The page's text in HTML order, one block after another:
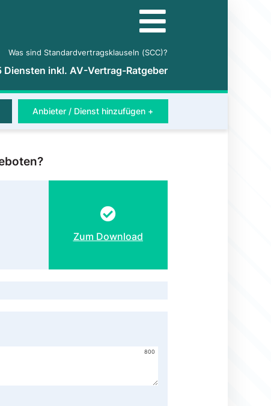
Was sind Standardvertragsklauseln (SCC)?
inkl. AV-Vertrag-Ratgeber
Anbieter / Dienst hinzufügen +
Zum Download
800